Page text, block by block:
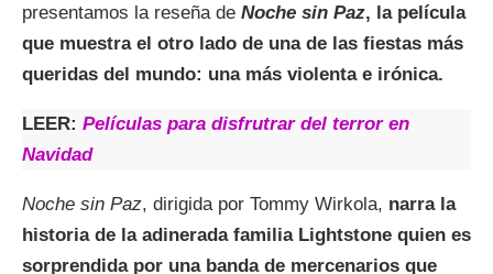
presentamos la reseña de Noche sin Paz, la película
que muestra el otro lado de una de las fiestas más
queridas del mundo: una más violenta e irónica.
LEER: Películas para disfrutrar del terror en
Navidad
Noche sin Paz, dirigida por Tommy Wirkola, narra la
historia de la adinerada familia Lightstone quien es
sorprendida por una banda de mercenarios que